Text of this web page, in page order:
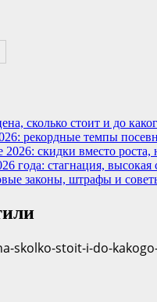
сколько стоит и до
рекордные темпы
скидки вместо
года: стагнация,
законы, штрафы и